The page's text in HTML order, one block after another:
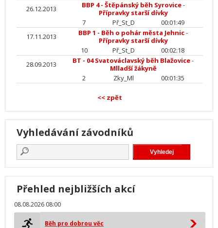
26.12.2013
BBP 4 - Štěpánský běh Syrovice-
Přípravky starší dívky
7
Př_St_D
00:01:49
17.11.2013
BBP 1 - Běh o pohár města Jehnic-
Přípravky starší dívky
10
Př_St_D
00:02:18
28.09.2013
BT - 04 Svatováclavský běh Blažovice-
Mlladší žákyně
2
Zky_Ml 00:01:35
<< zpět
Vyhledávání závodníků
Přehled nejbližších akcí
08.08.2026 08:00
Běh pro dobrou věc